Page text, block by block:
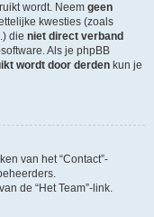
wordt. Neem geen
kwesties (zoals
die niet direct verband
Als je phpBB
wordt door derden kun je
van het “Contact”-
de “Het Team”-link.